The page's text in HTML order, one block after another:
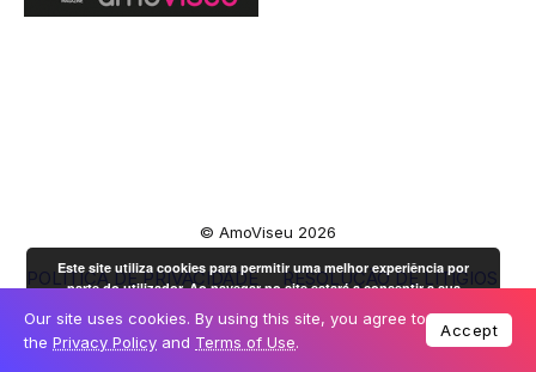
© AmoViseu 2026
POLÍTICA DE PRIVACIDADE
RESOLUÇÃO DE LITÍGIOS
Our site uses cookies. By using this site, you agree to
the Privacy Policy and Terms of Use.
Accept
Este site utiliza cookies para permitir uma melhor experiência por
parte do utilizador. Ao navegar no site estará a consentir a sua
utilização.Mais informação OK